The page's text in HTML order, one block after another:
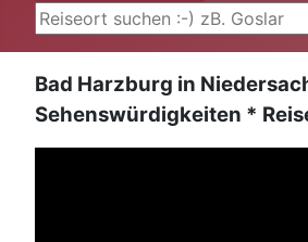
Bad Harzburg in
Sehenswürdigkeiten *